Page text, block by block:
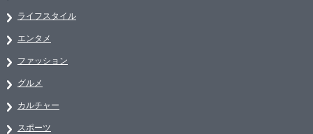
ライフスタイル
エンタメ
ファッション
グルメ
カルチャー
スポーツ